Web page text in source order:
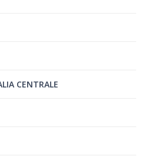
CENTRALE